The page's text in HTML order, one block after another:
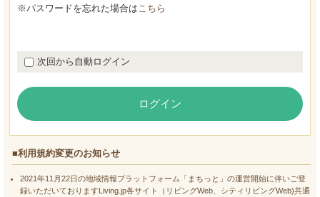
※パスワードを忘れた場合はこちら
次回から自動ログイン
ログイン
■利用規約変更のお知らせ
2021年11月22日の地域情報プラットフォーム「まちっと」の運営開始に伴いご登
録いただいておりますLiving.jp各サイト（リビングWeb、シティリビングWeb)共通